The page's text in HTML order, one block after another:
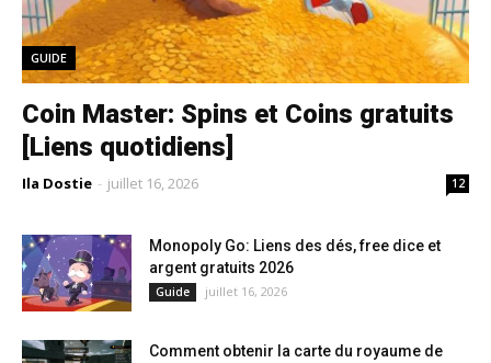
GUIDE
Coin Master: Spins et Coins gratuits
[Liens quotidiens]
Ila Dostie - juillet 16, 2026 12
Monopoly Go: Liens des dés, free dice et
argent gratuits 2026
Guide juillet 16, 2026
Comment obtenir la carte du royaume de